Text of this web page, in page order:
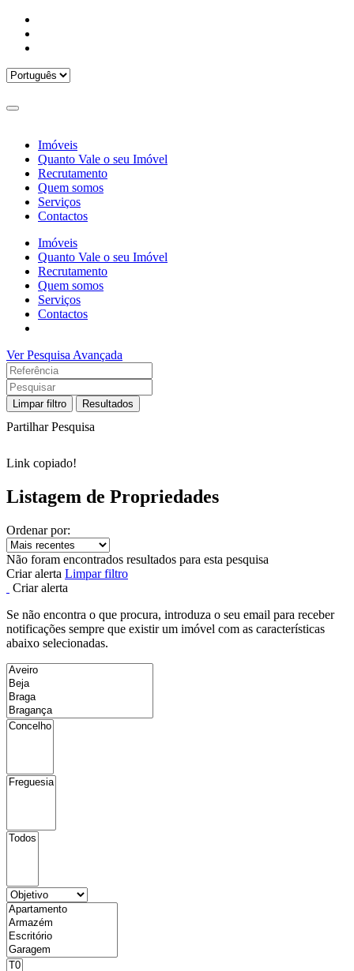
Imóveis
Quanto Vale o seu Imóvel
Recrutamento
Quem somos
Serviços
Contactos
Imóveis
Quanto Vale o seu Imóvel
Recrutamento
Quem somos
Serviços
Contactos
Ver Pesquisa Avançada
Limpar filtro Resultados
Partilhar Pesquisa
Link copiado!
Listagem de Propriedades
Ordenar por:
Não foram encontrados resultados para esta pesquisa
Criar alerta Limpar filtro
Criar alerta
Se não encontra o que procura, introduza o seu email para receber
notificações sempre que existir um imóvel com as características
abaixo selecionadas.